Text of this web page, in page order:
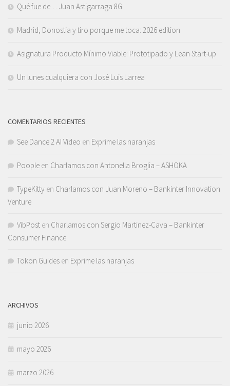
Qué fue de… Juan Astigarraga 8G
Madrid, Donostia y tiro porque me toca: 2026 edition
Asignatura Producto Mínimo Viable: Prototipado y Lean Start-up
Un lunes cualquiera con José Luis Larrea
COMENTARIOS RECIENTES
See Dance 2 AI Video en Exprime las naranjas
Poople en Charlamos con Antonella Broglia – ASHOKA
TypeKitty en Charlamos con Juan Moreno – Bankinter Innovation
Venture
VibPost en Charlamos con Sergio Martinez-Cava – Bankinter
Consumer Finance
Tokon Guides en Exprime las naranjas
ARCHIVOS
junio 2026
mayo 2026
marzo 2026